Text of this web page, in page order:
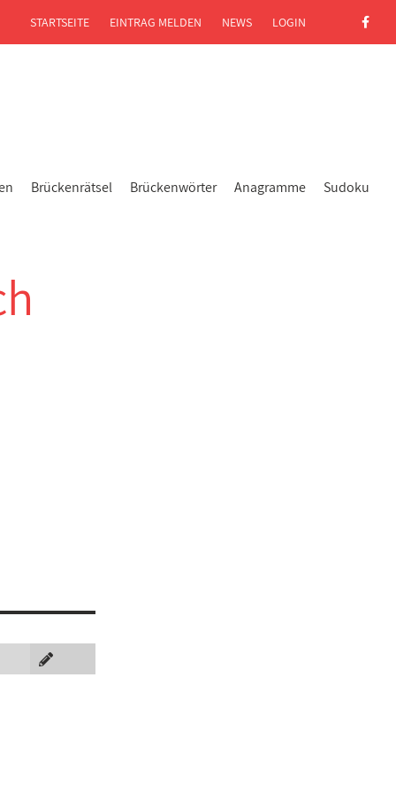
Brückenrätsel Brückenwörter Anagramme Sudoku
STARTSEITE EINTRAG MELDEN NEWS LOGIN